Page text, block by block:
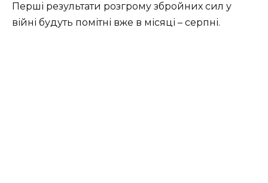
Перші результати розгрому збройних сил у
війні будуть помітні вже в місяці – серпні.